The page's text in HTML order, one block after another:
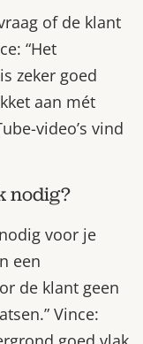
of de klant
“Het
zeker goed
aan mét
video’s vind
nodig?
voor je
een
de klant geen
Vince: